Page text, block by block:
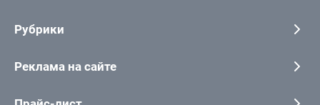
Рубрики
Реклама на сайте